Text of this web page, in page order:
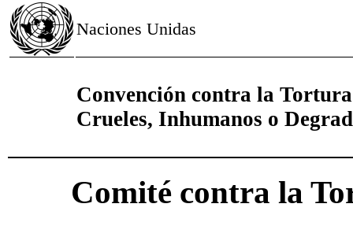
Naciones Unidas
Convención contra la
Crueles, Inhumanos o
Comité contra la